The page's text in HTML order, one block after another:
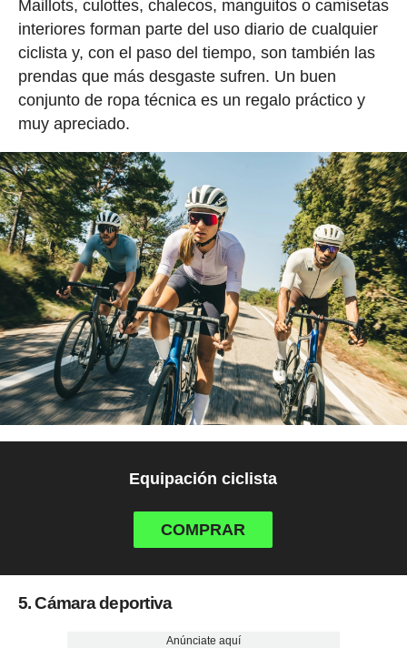
Maillots, culottes, chalecos, manguitos o camisetas
interiores forman parte del uso diario de cualquier
ciclista y, con el paso del tiempo, son también las
prendas que más desgaste sufren. Un buen
conjunto de ropa técnica es un regalo práctico y
muy apreciado.
Equipación ciclista
COMPRAR
5. Cámara deportiva
Anúnciate aquí